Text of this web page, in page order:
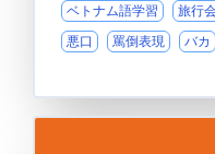
ベトナム語学習 旅行
悪口
罵倒表現 バカ